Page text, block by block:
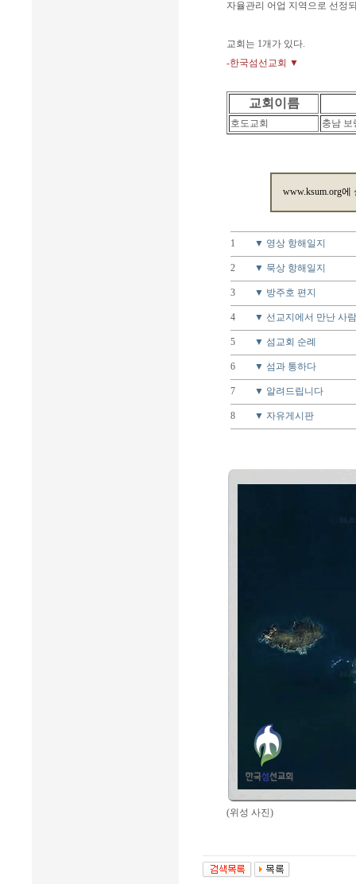
자율관리 어업 지역으로 선정
교회는 1개가 있다.
-한국섬선교회 ▼
교회이름
호도교회 충남 보
www.ksum.org에
1 ▼ 영상 항해일지
2 ▼ 묵상 항해일지
3 ▼ 방주호 편지
4 ▼ 선교지에서 만난 사
5 ▼ 섬교회 순례
6 ▼ 섬과 통하다
7 ▼ 알려드립니다
8 ▼ 자유게시판
(위성 사진)